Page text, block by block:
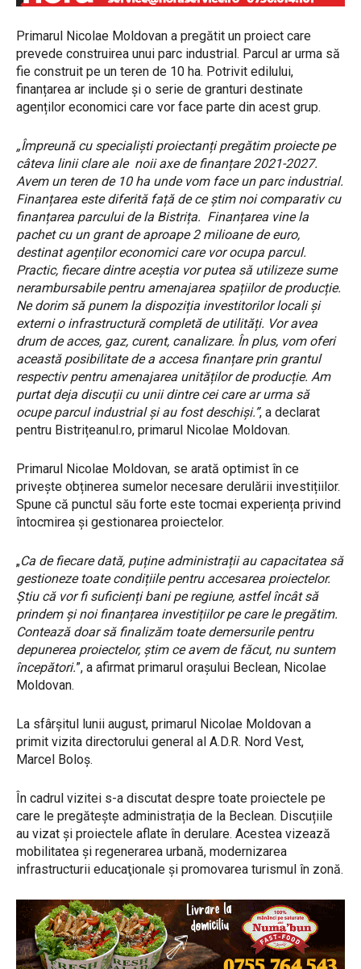
Primarul Nicolae Moldovan a pregătit un proiect care
prevede construirea unui parc industrial. Parcul ar urma să
fie construit pe un teren de 10 ha. Potrivit edilului,
finanțarea ar include și o serie de granturi destinate
agenților economici care vor face parte din acest grup.
„Împreună cu specialiști proiectanți pregătim proiecte pe
câteva linii clare ale noii axe de finanțare 2021-2027.
Avem un teren de 10 ha unde vom face un parc industrial.
Finanțarea este diferită față de ce știm noi comparativ cu
finanțarea parcului de la Bistrița. Finanțarea vine la
pachet cu un grant de aproape 2 milioane de euro,
destinat agenților economici care vor ocupa parcul.
Practic, fiecare dintre aceștia vor putea să utilizeze sume
nerambursabile pentru amenajarea spațiilor de producție.
Ne dorim să punem la dispoziția investitorilor locali și
externi o infrastructură completă de utilități. Vor avea
drum de acces, gaz, curent, canalizare. În plus, vom oferi
această posibilitate de a accesa finanțare prin grantul
respectiv pentru amenajarea unităților de producție. Am
purtat deja discuții cu unii dintre cei care ar urma să
ocupe parcul industrial și au fost deschiși.”, a declarat
pentru Bistrițeanul.ro, primarul Nicolae Moldovan.
Primarul Nicolae Moldovan, se arată optimist în ce
privește obținerea sumelor necesare derulării investițiilor.
Spune că punctul său forte este tocmai experiența privind
întocmirea și gestionarea proiectelor.
„Ca de fiecare dată, puține administrații au capacitatea să
gestioneze toate condițiile pentru accesarea proiectelor.
Știu că vor fi suficienți bani pe regiune, astfel încât să
prindem și noi finanțarea investițiilor pe care le pregătim.
Contează doar să finalizăm toate demersurile pentru
depunerea proiectelor, știm ce avem de făcut, nu suntem
începători.”, a afirmat primarul orașului Beclean, Nicolae
Moldovan.
La sfârșitul lunii august, primarul Nicolae Moldovan a
primit vizita directorului general al A.D.R. Nord Vest,
Marcel Boloș.
În cadrul vizitei s-a discutat despre toate proiectele pe
care le pregătește administrația de la Beclean. Discuțiile
au vizat și proiectele aflate în derulare. Acestea vizează
mobilitatea şi regenerarea urbană, modernizarea
infrastructurii educaţionale și promovarea turismul în zonă.